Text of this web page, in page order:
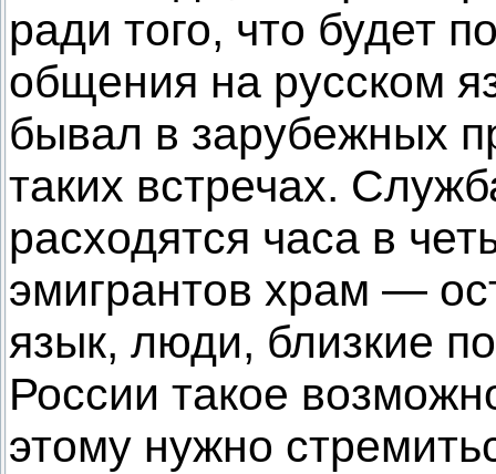
ради того, что будет
общения на русском
бывал в зарубежных
таких встречах.
расходятся часа в
эмигрантов храм —
язык, люди, близкие
России такое
этому нужно